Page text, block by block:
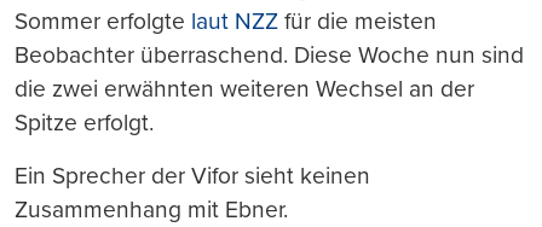
Sommer erfolgte laut NZZ für die meisten
Beobachter überraschend. Diese Woche nun sind
die zwei erwähnten weiteren Wechsel an der
Spitze erfolgt.
Ein Sprecher der Vifor sieht keinen
Zusammenhang mit Ebner.